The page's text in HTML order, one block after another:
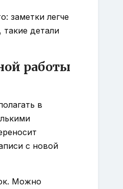
заметки легче
такие детали
работы
в
с новой
Можно